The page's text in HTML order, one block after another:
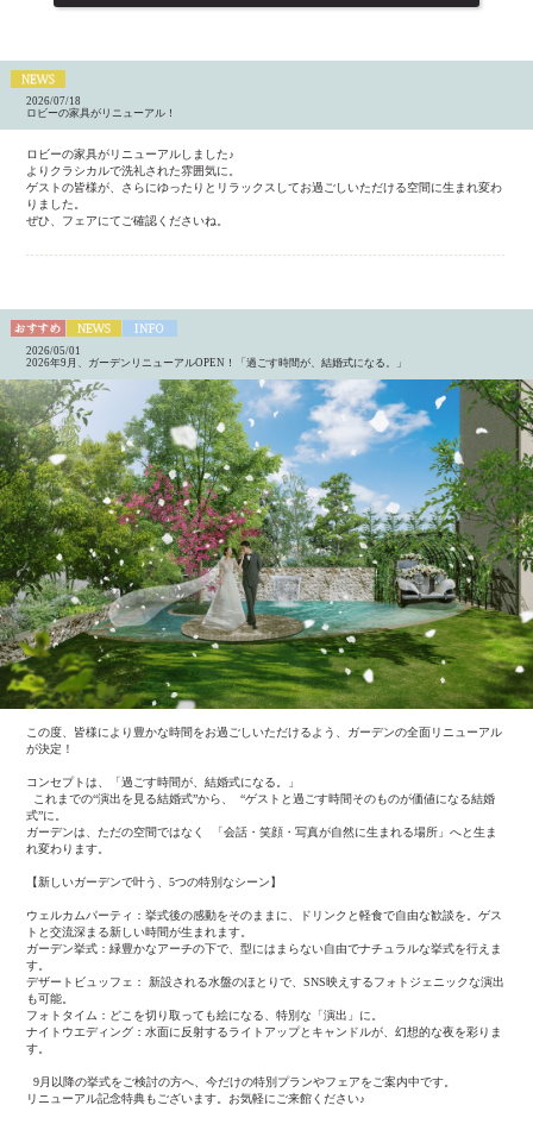
2026/07/18
ロビーの家具がリニューアル！
ロビーの家具がリニューアルしました♪
よりクラシカルで洗礼された雰囲気に。
ゲストの皆様が、さらにゆったりとリラックスしてお過ごしいただける空間に生まれ変わ
りました。
ぜひ、フェアにてご確認くださいね。
2026/05/01
2026年9月、ガーデンリニューアルOPEN！「過ごす時間が、結婚式になる。」
この度、皆様により豊かな時間をお過ごしいただけるよう、ガーデンの全面リニューアル
が決定！
コンセプトは、「過ごす時間が、結婚式になる。」
これまでの“演出を見る結婚式”から、 “ゲストと過ごす時間そのものが価値になる結婚
式”に。
ガーデンは、ただの空間ではなく 「会話・笑顔・写真が自然に生まれる場所」へと生ま
れ変わります。
【新しいガーデンで叶う、5つの特別なシーン】
ウェルカムパーティ：挙式後の感動をそのままに、ドリンクと軽食で自由な歓談を。ゲス
トと交流深まる新しい時間が生まれます。
ガーデン挙式：緑豊かなアーチの下で、型にはまらない自由でナチュラルな挙式を行えま
す。
デザートビュッフェ： 新設される水盤のほとりで、SNS映えするフォトジェニックな演出
も可能。
フォトタイム：どこを切り取っても絵になる、特別な「演出」に。
ナイトウエディング：水面に反射するライトアップとキャンドルが、幻想的な夜を彩りま
す。
9月以降の挙式をご検討の方へ、今だけの特別プランやフェアをご案内中です。
リニューアル記念特典もございます。お気軽にご来館ください♪